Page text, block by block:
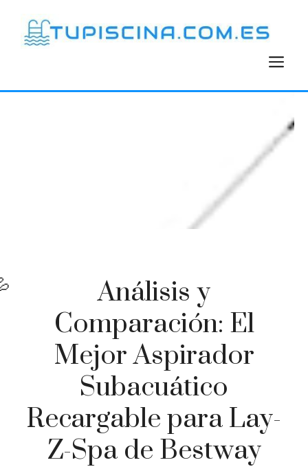
contenido
Análisis y
Comparación: El
Mejor Aspirador
Subacuático
Recargable para Lay-
Z-Spa de Bestway